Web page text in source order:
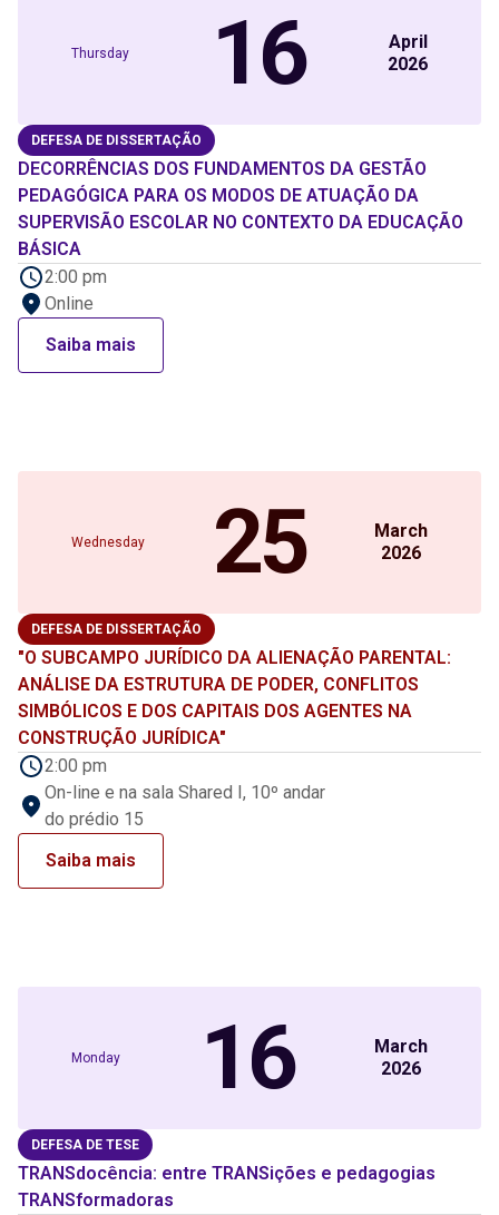
Thursday 16
April
2026
DEFESA DE DISSERTAÇÃO
DECORRÊNCIAS DOS FUNDAMENTOS DA GESTÃO
PEDAGÓGICA PARA OS MODOS DE ATUAÇÃO DA
SUPERVISÃO ESCOLAR NO CONTEXTO DA EDUCAÇÃO
BÁSICA
2:00 pm
Online
Saiba mais
Wednesday 25
March
2026
DEFESA DE DISSERTAÇÃO
"O SUBCAMPO JURÍDICO DA ALIENAÇÃO PARENTAL:
ANÁLISE DA ESTRUTURA DE PODER, CONFLITOS
SIMBÓLICOS E DOS CAPITAIS DOS AGENTES NA
CONSTRUÇÃO JURÍDICA"
2:00 pm
On-line e na sala Shared I, 10º andar
do prédio 15
Saiba mais
Monday 16
March
2026
DEFESA DE TESE
TRANSdocência: entre TRANSições e pedagogias
TRANSformadoras